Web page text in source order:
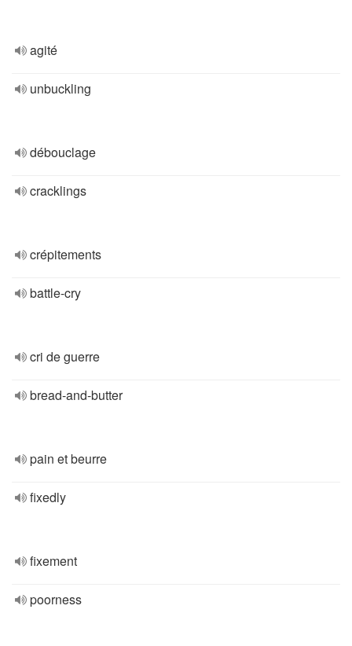
agité
unbuckling
débouclage
cracklings
crépitements
battle-cry
cri de guerre
bread-and-butter
pain et beurre
fixedly
fixement
poorness